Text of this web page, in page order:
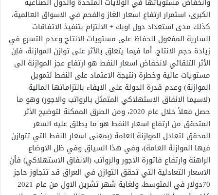
الكبرى، استمرار ارتفاع اسعار الغاز والفحم في الاسواق العالمية،
كذلك مدى استعداد دول اوبك + الالتزام بتنفيذ الاتفاقات
السارية المفعول للحفاظ على مستويات الانتاج وعدم التسرع في
زيادة حجم الانتاج. أما فيما يتعلق بالأثر على توازن الموازنة، فإن
الأثر التلقائي لانخفاض اسعار النفط هو ارتفاع عجز الموازنة الى
مستويات عالية وخطرة (نتيجة الاعتماد على النفط لتمويل
الموازنة) وعدم قدرة الدولة على الايفاء بالتزاماتها المالية
(لاسيما الانفاق الاستهلاكي المتمثل بالرواتب والاجور) وهو ما
حصل فعلاً خلال عام 2020، ومن الطرق الممكنة لتوضيح الأثر
المتحقق من ارتفاع اسعار النفط هو ما يطلق عليه السعر
المحقق لتعادل الموازنة العامة (بمعنى اسعار النفط التي تتوازن
فيها الموازنة العامة)، وفي هذا السياق وفي ظل الاوضاع
الراهنة وارتفاع فاتورة الاجور والرواتب (الانفاق الاستهلاكي) فأن
الاسعار التعادلية التي تحقق التوازن في العراق قد تتجاوز حاجز
70دولار في المتوسط، ولغاية شهر تشرين الاول من عام 2021